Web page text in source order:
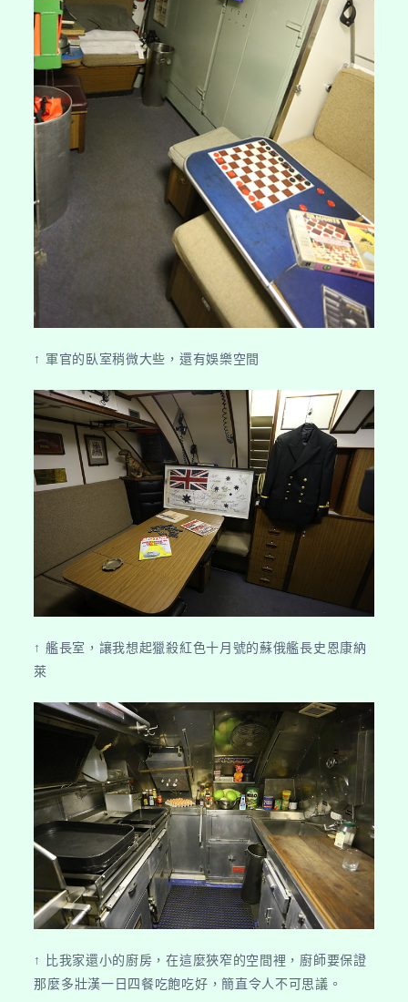
↑ 軍官的臥室稍微大些，還有娛樂空間
↑ 艦長室，讓我想起獵殺紅色十月號的蘇俄艦長史恩康納
萊
↑ 比我家還小的廚房，在這麼狹窄的空間裡，廚師要保證
那麼多壯漢一日四餐吃飽吃好，簡直令人不可思議。